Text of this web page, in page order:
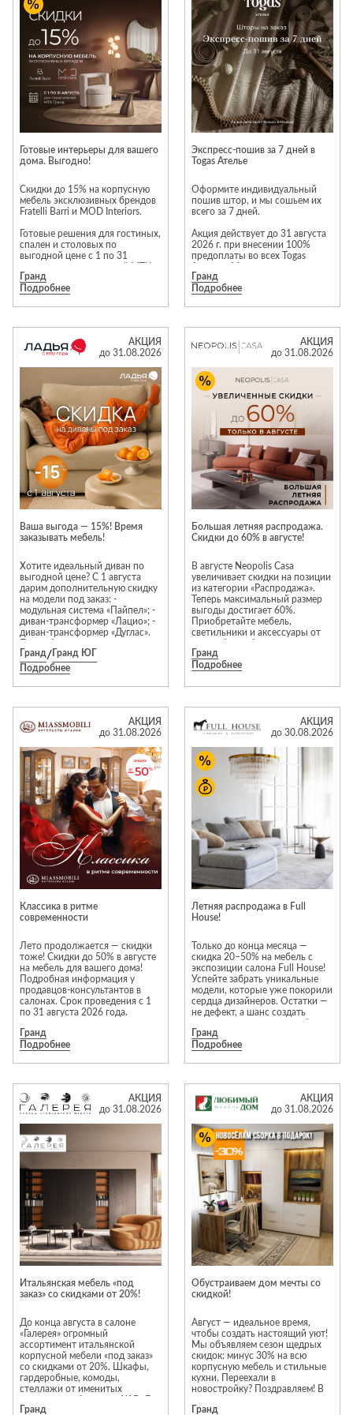
Приставные
столики
Сервировочные
столики
Туалетные
столики
Все стулья
Стулья
Табуреты
Двери
Входные двери
мебель
Детские кровати
Детские
матрасы
Комоды и
тумбы
Столы и
надстройки
Стулья, кресла,
пуфы
Шкафы,
стеллажи,
полки, сундуки
Кровати,
матрасы,
Кровати
Матрасы
Товары для сна
Кухонные
гарнитуры
павильоны,
зонты
Грили и очаги
Диваны
Кресла и
шезлонги
ресторанов и
Столы
Сантехника
Душ
каналы и трапы
Душевые
ограждения и
поддоны
Радиаторы
Раковины
Системы
монтажа
Сливы и сифоны
Смесители
Унитазы
Торшеры
Уличный свет
Товары для
дома
Ароматы для
дома и
косметика
Бытовая химия
Вешалки
Гладильные
доски
Сушилки
Текстиль
Товары для
ванной комнаты
Хранение и
порядок
Товары для
ремонта
Затирки и
гидроизоляция
Камины
Клеи, герметики,
Лаки и краски
Напольные
покрытия
Обои
Спецобувь
Спецодежда
Средства
индивидуальной
Готовые интерьеры для вашего
дома. Выгодно!
Скидки до 15% на корпусную
мебель эксклюзивных брендов
Fratelli Barri и MOD Interiors.
Готовые решения для гостиных,
спален и столовых по
выгодной цене с 1 по 31
«Гранд».
Гранд
Подробнее
Экспресс-пошив за 7 дней в
Togas Ателье
Оформите индивидуальный
пошив штор, и мы сошьем их
всего за 7 дней.
Акция действует до 31 августа
2026 г. при внесении 100%
предоплаты во всех Togas
В предложении участвует
распространяется на прямые
полотна тюлей и штор.
Срок реализации заказа — 7
рабочих дней. В указанный
срок оказываются услуги
только по пошиву изделий.
Предложение суммируется с
привилегиями по программе
лояльности.
Подробную информацию вы
можете получить в Togas
Ателье на 1 этаже
Гранд
Подробнее
АКЦИЯ
до 31.08.2026
Ваша выгода — 15%! Время
заказывать мебель!
Хотите идеальный диван по
выгодной цене? С 1 августа
дарим дополнительную скидку
на модели под заказ: -
модульная система «Пайпел»; -
диван-трансформер «Лацио»; -
диван-трансформер «Дуглас».
пожалуйста, уточняйте у
продавцов-консультантов.
Гранд/ Гранд ЮГ
Подробнее
АКЦИЯ
до 31.08.2026
Большая летняя распродажа.
Скидки до 60% в августе!
В августе Neopolis Casa
увеличивает скидки на позиции
из категории «Распродажа».
Теперь максимальный размер
выгоды достигает 60%.
Приобретайте мебель,
светильники и аксессуары от
привлекательных условиях!*
из категории «Распродажа»:
и современности моделей. В
акции участвуют
исключительно новые
модель проходит тщательную
проверку перед продажей;
гарантия производителя
распространяется на всю
мебель из раздела
Предложение действует в
фирменных салонах Neopolis
Casa на 1 и 3 этажах 2 корпуса
ТЦ «Гранд».
Ассортимент раздела
меняется. Некоторые модели
представлены в единственном
рекомендуем не откладывать
покупку.
*Акция действует с 1 по 31
августа. Скидки не
суммируются с другими
акционными предложениями.
Подробности предложения
уточняйте у менеджеров
салонов Neopolis Casa
Гранд
Подробнее
АКЦИЯ
до 31.08.2026
Классика в ритме
современности
Лето продолжается — скидки
тоже! Скидки до 50% в августе
на мебель для вашего дома!
Подробная информация у
продавцов-консультантов в
салонах. Срок проведения с 1
по 31 августа 2026 года.
Гранд
Подробнее
АКЦИЯ
до 30.08.2026
Летняя распродажа в Full
House!
Только до конца месяца —
скидка 20–50% на мебель с
экспозиции салона Full House!
Успейте забрать уникальные
модели, которые уже покорили
сердца дизайнеров. Остатки —
не дефект, а шанс создать
Торопитесь — количество
ограничено!
Гранд
Подробнее
АКЦИЯ
до 31.08.2026
Итальянская мебель «под
заказ» со скидками от 20%!
До конца августа в салоне
«Галерея» огромный
ассортимент итальянской
корпусной мебели «под заказ»
со скидками от 20%. Шкафы,
гардеробные, комоды,
стеллажи от именитых
Ferretti&Ferretti , Antonelli
Гранд
АКЦИЯ
до 31.08.2026
Обустраиваем дом мечты со
скидкой!
Август — идеальное время,
чтобы создать настоящий уют!
Мы объявляем сезон щедрых
скидок: минус 30% на всю
корпусную мебель и стильные
кухни. Переехали в
новостройку? Поздравляем! В
всю рутину на себя и подарим
Гранд